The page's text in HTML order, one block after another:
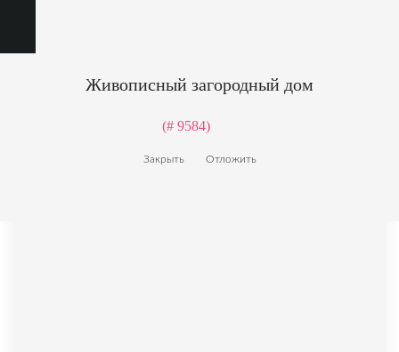
Живописный загородный дом
(# 9584)
Закрыть Отложить